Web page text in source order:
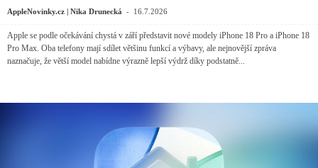
AppleNovinky.cz | Nika Drunecká - 16.7.2026
Apple se podle očekávání chystá v září představit nové modely iPhone 18 Pro a iPhone 18
Pro Max. Oba telefony mají sdílet většinu funkcí a výbavy, ale nejnovější zpráva
naznačuje, že větší model nabídne výrazně lepší výdrž díky podstatně...